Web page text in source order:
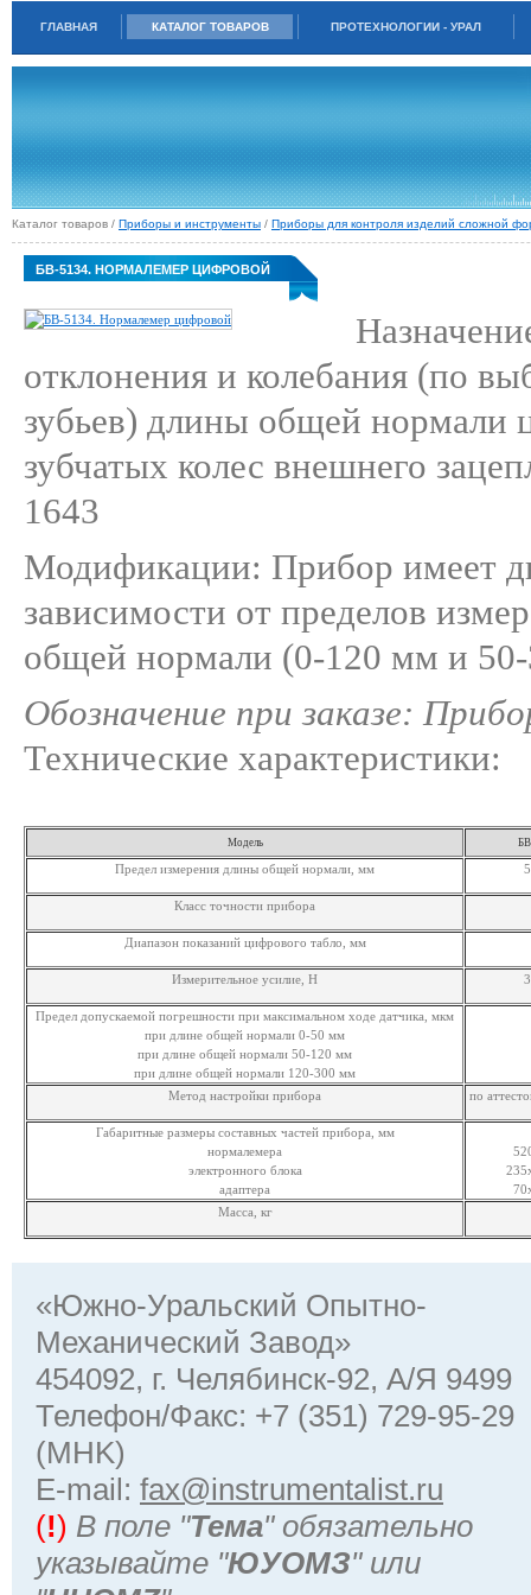
ГЛАВНАЯ КАТАЛОГ ТОВАРОВ ПРОТЕХНОЛОГИИ - УРАЛ
Каталог товаров / Приборы и инструменты / Приборы для контроля изделий сложной
БВ-5134. НОРМАЛЕМЕР ЦИФРОВОЙ
отклонения и колебания (по
зубьев) длины общей нормали
зубчатых колес внешнего
1643
Модификации: Прибор имеет
зависимости от пределов
общей нормали (0-120 мм и
Обозначение при заказе:
Технические характеристики:
Модель
Предел измерения длины общей нормали, мм
Класс точности прибора
Диапазон показаний цифрового табло, мм
Измерительное усилие, Н
Предел допускаемой погрешности при максимальном ходе датчика, мкм
при длине общей нормали 0-50 мм
при длине общей нормали 50-120 мм
при длине общей нормали 120-300 мм
Метод настройки прибора
по
Габаритные размеры составных частей прибора, мм
нормалемера
электронного блока
адаптера
Масса, кг
«Южно-Уральский Опытно-
Механический Завод»
454092, г. Челябинск-92, А/Я 9499
Телефон/Факс: +7 (351) 729-95-29
(MHK)
Е-mail: fax@instrumentalist.ru
(!) В поле "Тема" обязательно
указывайте "ЮУОМЗ" или